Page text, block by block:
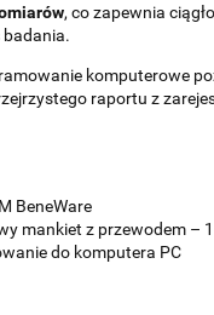
, co zapewnia
badania.
komputerowe
raportu z
BeneWare
mankiet z przewodem –
do komputera PC